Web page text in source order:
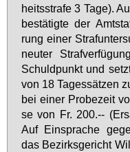
heits­stra­fe 3 Ta­ge).
be­stä­tig­te der
rung ei­ner
neu­ter
Schuld­punkt und
von 18 Ta­ges­sät­zen
bei ei­ner Pro­be­zeit
se von Fr. 200.--
Auf Ein­spra­che
das Be­zirks­ge­richt